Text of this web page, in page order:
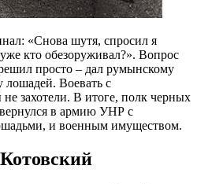
«Снова шутя, спросил я
кто обезоруживал?». Вопрос
просто – дал румынскому
лошадей. Воевать с
захотели. В итоге, полк черных
в армию УНР с
и военным имуществом.